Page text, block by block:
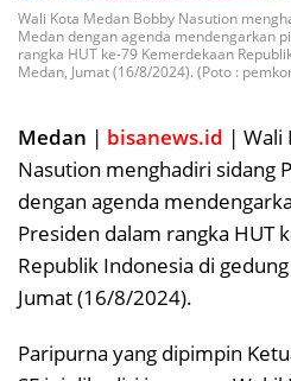
Wali Kota Medan Bobby Nasution
Medan dengan agenda mendengarkan
rangka HUT ke-79 Kemerdekaan
Medan, Jumat (16/8/2024). (Poto :
Medan | bisanews.id | Wali
Nasution menghadiri sidang
dengan agenda
Presiden dalam rangka HUT
Republik Indonesia di
Jumat (16/8/2024).
Paripurna yang dipimpin